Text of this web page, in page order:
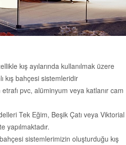
kış ayılarında kullanılmak üzere
kış bahçesi sistemleridir
etrafı pvc, alüminyum veya katlanır cam
Tek Eğim, Beşik Çatı veya Viktorial
yapılmaktadır.
bahçesi sistemlerimizin oluşturduğu kış